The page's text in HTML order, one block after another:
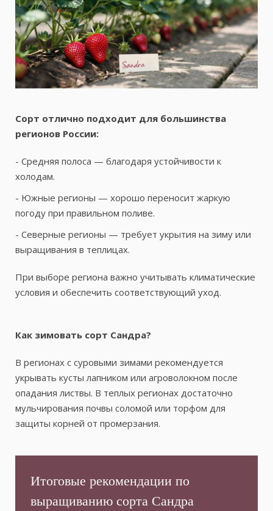
Сорт отлично подходит для большинства
регионов России:
- Средняя полоса — благодаря устойчивости к
холодам.
- Южные регионы — хорошо переносит жаркую
погоду при правильном поливе.
- Северные регионы — требует укрытия на зиму или
выращивания в теплицах.
При выборе региона важно учитывать климатические
условия и обеспечить соответствующий уход.
Как зимовать сорт Сандра?
В регионах с суровыми зимами рекомендуется
укрывать кусты лапником или агроволокном после
опадания листвы. В теплых регионах достаточно
мульчирования почвы соломой или торфом для
защиты корней от промерзания.
Итоговые рекомендации по
выращиванию сорта Сандра